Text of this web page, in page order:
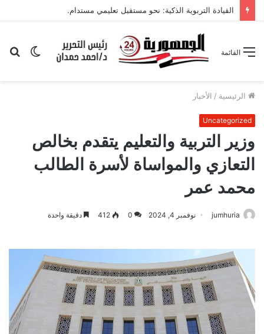
القيادة التربوية الذكية: نحو مستقبل تعليمي مستدام.
الوضع
القائمة
الرئيسية / الأخبار
Uncategorized
وزير التربية والتعليم يتقدم بخالص
التعازي والمواساة لأسرة الطالب
محمد عمر
jumhuria نوفمبر 4, 2024 0
412 دقيقة واحدة